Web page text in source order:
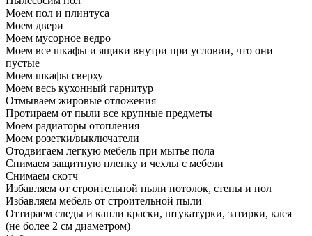
Моем пол и плинтуса
Моем двери
Моем мусорное ведро
Моем все шкафы и ящики внутри при условии, что они
пустые
Моем шкафы сверху
Моем весь кухонный гарнитур
Отмываем жировые отложения
Протираем от пыли все крупные предметы
Моем радиаторы отопления
Моем розетки/выключатели
Отодвигаем легкую мебель при мытье пола
Снимаем защитную пленку и чехлы с мебели
Снимаем скотч
Избавляем от строительной пыли потолок, стены и пол
Избавляем мебель от строительной пыли
Оттираем следы и капли краски, штукатурки, затирки, клея
(не более 2 см диаметром)